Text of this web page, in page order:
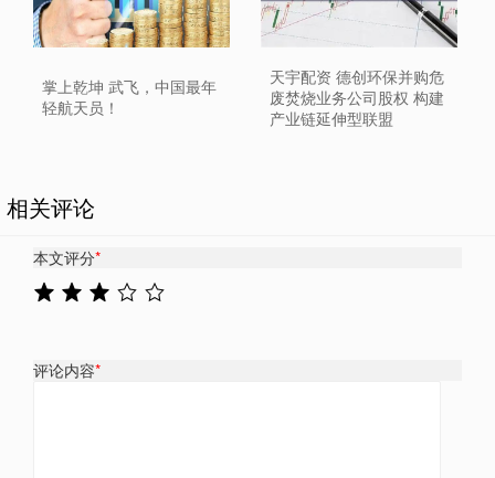
掌上乾坤 武飞，中国最年
轻航天员！
天宇配资 德创环保并购危
废焚烧业务公司股权 构建
产业链延伸型联盟
相关评论
本文评分*
评论内容*